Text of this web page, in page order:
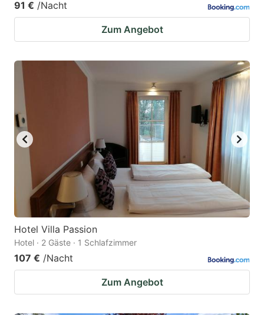
91 € /Nacht
Zum Angebot
Hotel Villa Passion
Hotel · 2 Gäste · 1 Schlafzimmer
107 € /Nacht
Zum Angebot